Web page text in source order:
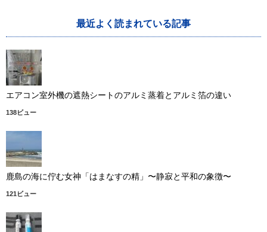
最近よく読まれている記事
エアコン室外機の遮熱シートのアルミ蒸着とアルミ箔の違い
138ビュー
鹿島の海に佇む女神「はまなすの精」〜静寂と平和の象徴〜
121ビュー